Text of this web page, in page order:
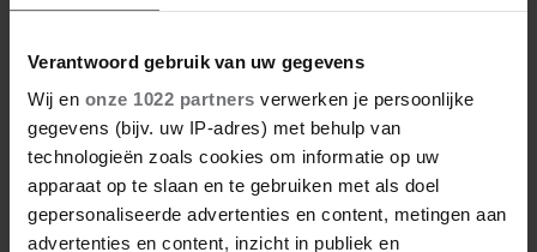
Verantwoord gebruik van uw gegevens
Wij en onze 1022 partners verwerken je persoonlijke
gegevens (bijv. uw IP-adres) met behulp van
technologieën zoals cookies om informatie op uw
apparaat op te slaan en te gebruiken met als doel
gepersonaliseerde advertenties en content, metingen aan
advertenties en content, inzicht in publiek en